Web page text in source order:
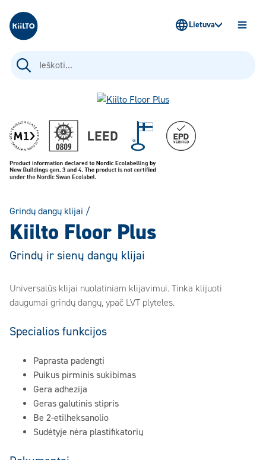
Kiilto Lietuva
Ieškoti:
Lietuva
Grindų dangų klijai /
Kiilto Floor Plus
Grindų ir sienų dangų klijai
Universalūs klijai nuolatiniam klijavimui. Tinka klijuoti
daugumai grindų dangų, ypač LVT plyteles.
Specialios funkcijos
Paprasta padengti
Puikus pirminis sukibimas
Gera adhezija
Geras galutinis stipris
Be 2-etilheksanolio
Sudėtyje nėra plastifikatorių